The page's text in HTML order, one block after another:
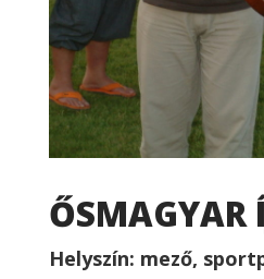
ŐSMAGYAR
Helyszín: mező,